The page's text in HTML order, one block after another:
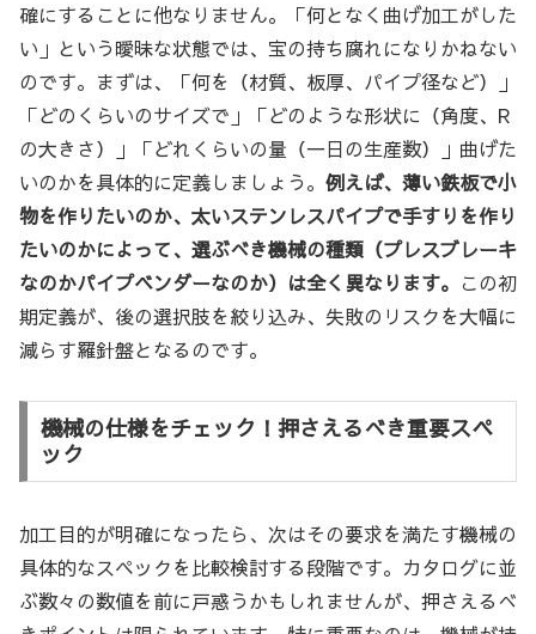
確にすることに他なりません。「何となく曲げ加工がした
い」という曖昧な状態では、宝の持ち腐れになりかねない
のです。まずは、「何を（材質、板厚、パイプ径など）」
「どのくらいのサイズで」「どのような形状に（角度、R
の大きさ）」「どれくらいの量（一日の生産数）」曲げた
いのかを具体的に定義しましょう。 例えば、薄い鉄板で小
物を作りたいのか、太いステンレスパイプで手すりを作り
たいのかによって、選ぶべき機械の種類（プレスブレーキ
なのかパイプベンダーなのか）は全く異なります。 この初
期定義が、後の選択肢を絞り込み、失敗のリスクを大幅に
減らす羅針盤となるのです。
機械の仕様をチェック！押さえるべき重要スペ
ック
加工目的が明確になったら、次はその要求を満たす機械の
具体的なスペックを比較検討する段階です。カタログに並
ぶ数々の数値を前に戸惑うかもしれませんが、押さえるべ